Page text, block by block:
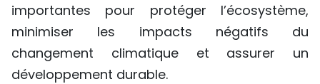
importantes pour protéger l’écosystème,
minimiser les impacts négatifs du
changement climatique et assurer un
développement durable.